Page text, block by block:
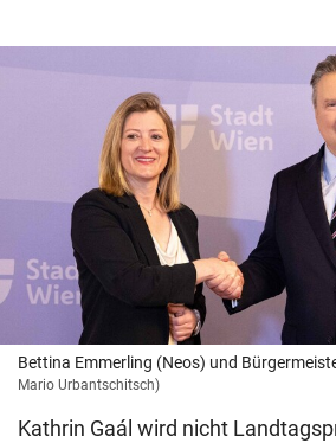
Bettina Emmerling (Neos) und
Mario Urbantschitsch)
Kathrin Gaál wird nicht